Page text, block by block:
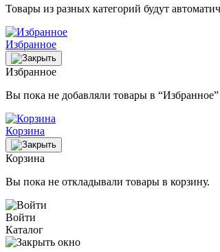
Товары из разных категорий будут
Избранное
Избранное
Вы пока не добавляли товары в “Избранное”
Корзина
Корзина
Вы пока не откладывали товары в корзину.
Войти
Каталог